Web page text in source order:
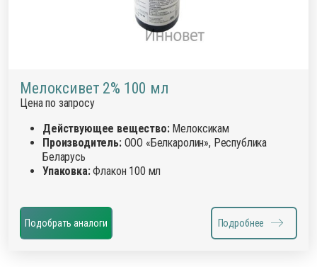
Мелоксивет 2% 100 мл
Цена по запросу
Действующее вещество:Мелоксикам
Производитель:ООО «Белкаролин», Республика
Беларусь
Упаковка:Флакон 100 мл
Подобрать аналоги Подробнее